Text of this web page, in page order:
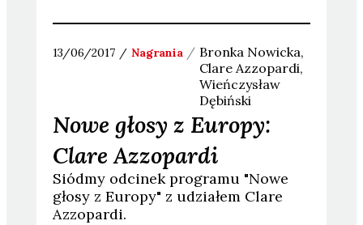
13/06/2017 Nagrania BronkaNowicka
ClareAzzopardi
Wieńczysław
Dębiński
Nowe głosy z Europy:
Clare Azzopardi
Siódmy odcinek programu "Nowe
głosy z Europy" z udziałem Clare
Azzopardi.